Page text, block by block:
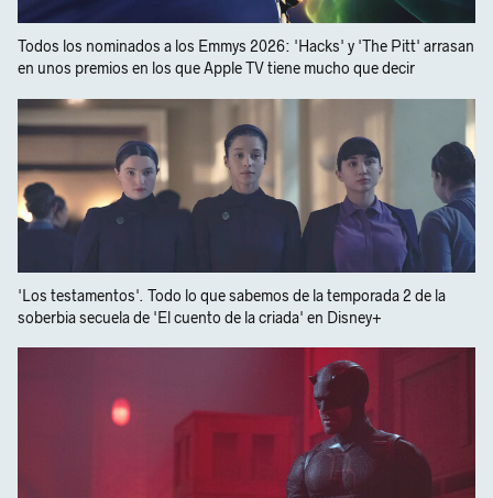
Todos los nominados a los Emmys 2026: 'Hacks' y 'The Pitt' arrasan
en unos premios en los que Apple TV tiene mucho que decir
'Los testamentos'. Todo lo que sabemos de la temporada 2 de la
soberbia secuela de 'El cuento de la criada' en Disney+